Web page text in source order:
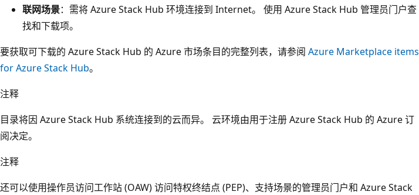
联网场景：需将 Azure Stack Hub 环境连接到 Internet。 使用 Azure Stack Hub 管理员门户查
找和下载项。
要获取可下载的 Azure Stack Hub 的 Azure 市场条目的完整列表，请参阅 Azure Marketplace items
for Azure Stack Hub。
注释
目录将因 Azure Stack Hub 系统连接到的云而异。 云环境由用于注册 Azure Stack Hub 的 Azure 订
阅决定。
注释
还可以使用操作员访问工作站 (OAW) 访问特权终结点 (PEP)、支持场景的管理员门户和 Azure Stack